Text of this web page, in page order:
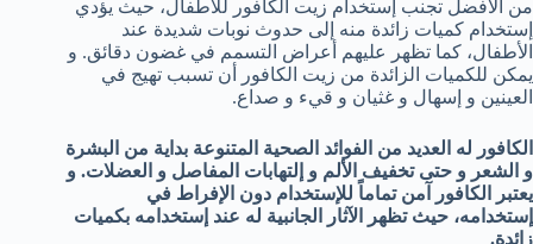
من الأفضل تجنب إستخدام زيت الكافور للأطفال، حيث يؤدي
إستخدام كميات زائدة منه إلى حدوث نوبات شديدة عند
الأطفال، كما تظهر عليهم أعراض التسمم في غضون دقائق. و
يمكن للكميات الزائدة من زيت الكافور أن تسبب تهيج في
العينين و إسهال و غثيان و قيء و صداع.
الكافور له العديد من الفوائد الصحية المتنوعة بداية من البشرة
و الشعر و حتى تخفيف الألم و إلتهابات المفاصل و العضلات. و
يعتبر الكافور آمن تماماً للإستخدام دون الإفراط في
إستخدامه، حيث تظهر الآثار الجانبية له عند إستخدامه بكميات
زائدة.